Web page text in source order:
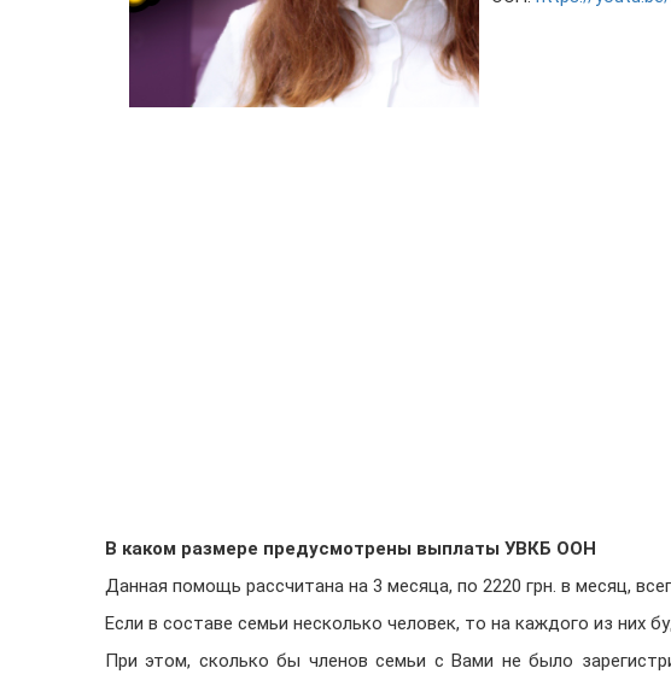
В каком размере предусмотрены выплаты УВКБ ООН
Данная помощь рассчитана на 3 месяца, по 2220 грн. в месяц,
Если в составе семьи несколько человек, то на каждого из них
При этом, сколько бы членов семьи с Вами не было